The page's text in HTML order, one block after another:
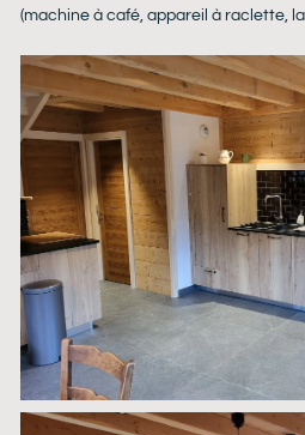
(machine à café, appareil à raclette,